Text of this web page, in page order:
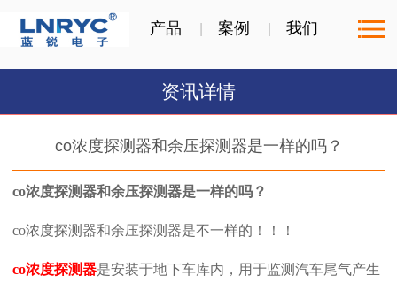
产品 案例 我们
资讯详情
co浓度探测器和余压探测器是一样的吗？
co浓度探测器和余压探测器是一样的吗？
co浓度探测器和余压探测器是不一样的！！！
co浓度探测器是安装于地下车库内，用于监测汽车尾气产生